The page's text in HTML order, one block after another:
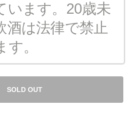
います。20歳未
酒は法律で禁止
。
SOLD OUT